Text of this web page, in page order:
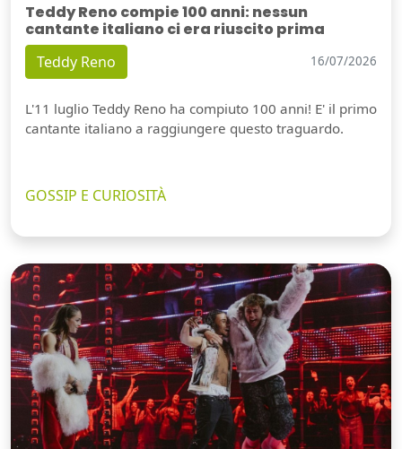
Teddy Reno compie 100 anni: nessun
cantante italiano ci era riuscito prima
Teddy Reno 16/07/2026
L'11 luglio Teddy Reno ha compiuto 100 anni! E' il primo
cantante italiano a raggiungere questo traguardo.
GOSSIP E CURIOSITÀ